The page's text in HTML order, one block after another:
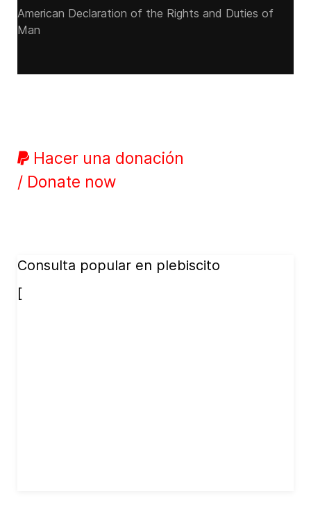
American Declaration of the Rights and Duties of
Man
Hacer una donación
/ Donate now
Consulta popular en plebiscito
[